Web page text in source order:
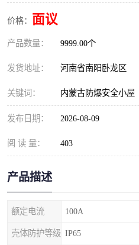
价格： 面议
产品数量： 9999.00个
发货地址： 河南省南阳卧龙区
关键词： 内蒙古防爆安全小屋
发布日期： 2026-08-09
阅 读 量： 403
产品描述
额定电流 100A
壳体防护等级 IP65